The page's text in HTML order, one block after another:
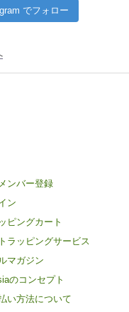
でフォロー
ンバー登録
ン
ピングカート
ラッピングサービス
マガジン
のコンセプト
い方法について